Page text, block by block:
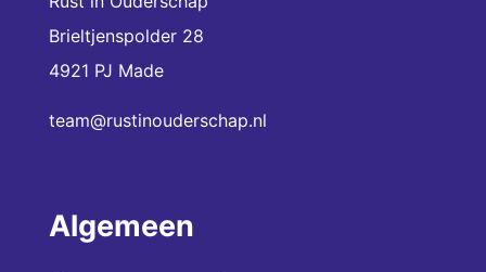
Brieltjenspolder 28
4921 PJ Made
team@rustinouderschap.nl
Algemeen